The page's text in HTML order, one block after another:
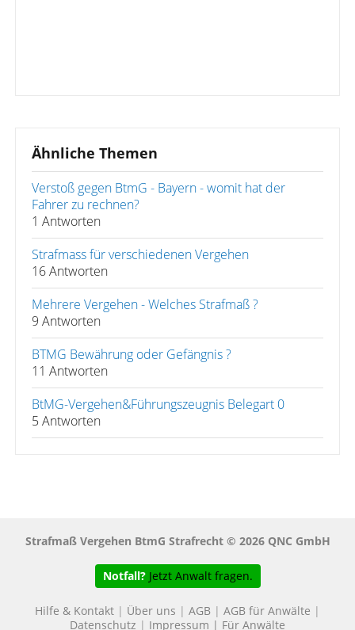
Ähnliche Themen
Verstoß gegen BtmG - Bayern - womit hat der
Fahrer zu rechnen?
1 Antworten
Strafmass für verschiedenen Vergehen
16 Antworten
Mehrere Vergehen - Welches Strafmaß ?
9 Antworten
BTMG Bewährung oder Gefängnis ?
11 Antworten
BtMG-Vergehen&Führungszeugnis Belegart 0
5 Antworten
Strafmaß Vergehen BtmG Strafrecht © 2026 QNC GmbH
Notfall? Jetzt Anwalt fragen.
Hilfe & Kontakt | Über uns | AGB | AGB für Anwälte |
Datenschutz | Impressum | Für Anwälte